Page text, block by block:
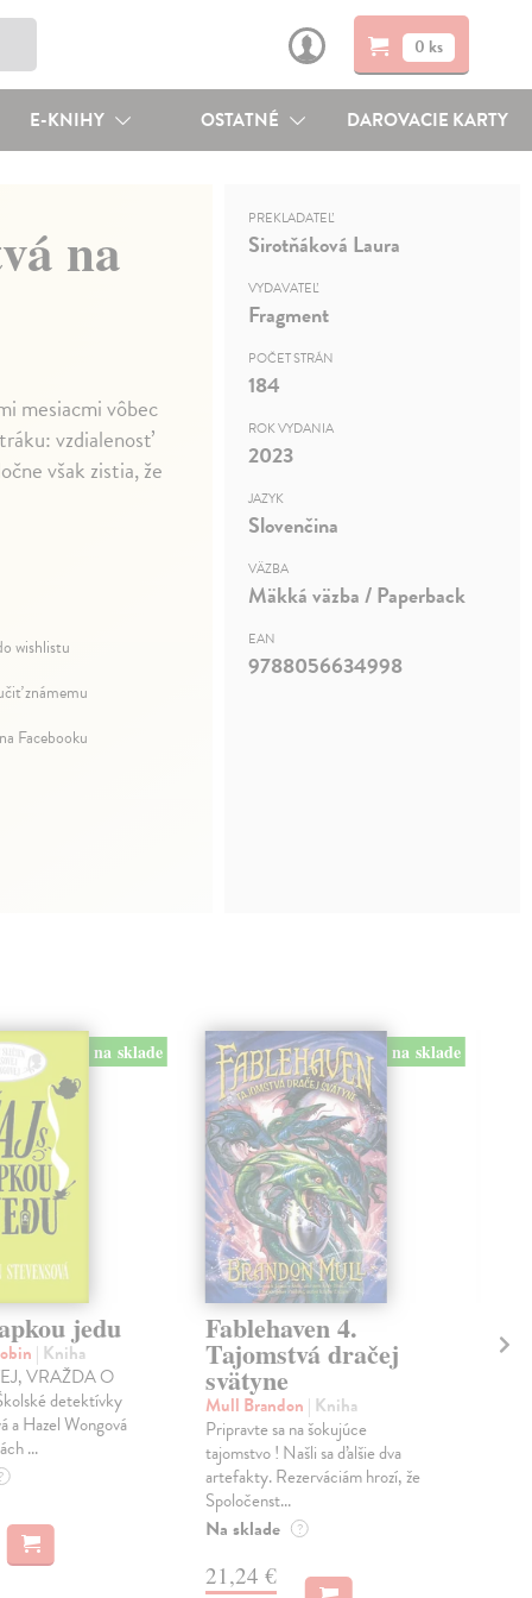
0 ks
E-KNIHY OSTATNÉ DAROVACIE KARTY
na
mesiacmi vôbec
vzdialenosť
však zistia, že
wishlistu
známemu
Facebooku
PREKLADATEĽ
Sirotňáková Laura
VYDAVATEĽ
Fragment
POČET STRÁN
184
ROK VYDANIA
2023
JAZYK
Slovenčina
VÄZBA
Mäkká väzba / Paperback
EAN
9788056634998
na sklade
jedu
| Kniha
VRAŽDA O
detektívky
a Hazel Wongová
...
na sklade
Fablehaven 4.
Tajomstvá dračej
svätyne
Mull Brandon | Kniha
Pripravte sa na šokujúce
tajomstvo ! Našli sa ďalšie dva
artefakty. Rezerváciám hrozí, že
Spoločenst...
Na sklade ?
21,24 €